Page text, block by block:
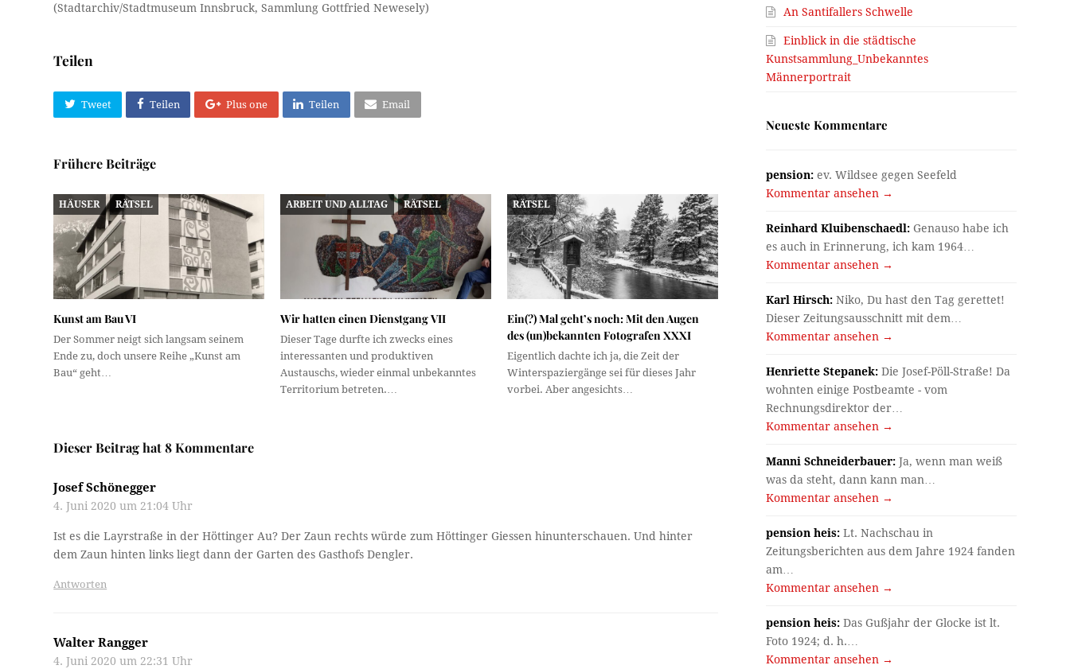
(Stadtarchiv/Stadtmuseum Innsbruck, Sammlung Gottfried Newesely)
Teilen
Tweet Teilen Plus one Teilen Email
Frühere Beiträge
HÄUSER RÄTSEL
Kunst am Bau VI
Der Sommer neigt sich langsam seinem
Ende zu, doch unsere Reihe „Kunst am
Bau“ geht…
ARBEIT UND ALLTAG RÄTSEL
Wir hatten einen Dienstgang VII
Dieser Tage durfte ich zwecks eines
interessanten und produktiven
Austauschs, wieder einmal unbekanntes
Territorium betreten.…
RÄTSEL
Ein(?) Mal geht’s noch: Mit den Augen
des (un)bekannten Fotografen XXXI
Eigentlich dachte ich ja, die Zeit der
Winterspaziergänge sei für dieses Jahr
vorbei. Aber angesichts…
Dieser Beitrag hat 8 Kommentare
Josef Schönegger
4. Juni 2020 um 21:04 Uhr
Ist es die Layrstraße in der Höttinger Au? Der Zaun rechts würde zum Höttinger Giessen hinunterschauen. Und hinter
dem Zaun hinten links liegt dann der Garten des Gasthofs Dengler.
Antworten
Walter Rangger
4. Juni 2020 um 22:31 Uhr
An Santifallers Schwelle
Einblick in die städtische
Kunstsammlung_Unbekanntes
Männerportrait
Neueste Kommentare
pension: ev. Wildsee gegen Seefeld
Kommentar ansehen →
Reinhard Kluibenschaedl: Genauso habe ich
es auch in Erinnerung, ich kam 1964…
Kommentar ansehen →
Karl Hirsch: Niko, Du hast den Tag gerettet!
Dieser Zeitungsausschnitt mit dem…
Kommentar ansehen →
Henriette Stepanek: Die Josef-Pöll-Straße! Da
wohnten einige Postbeamte - vom
Rechnungsdirektor der…
Kommentar ansehen →
Manni Schneiderbauer: Ja, wenn man weiß
was da steht, dann kann man…
Kommentar ansehen →
pension heis: Lt. Nachschau in
Zeitungsberichten aus dem Jahre 1924 fanden
am…
Kommentar ansehen →
pension heis: Das Gußjahr der Glocke ist lt.
Foto 1924; d. h.…
Kommentar ansehen →